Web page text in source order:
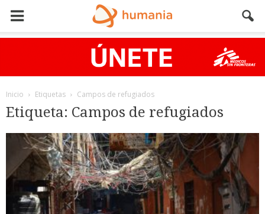
Inicio Etiquetas Campos de refugiados
Etiqueta: Campos de refugiados